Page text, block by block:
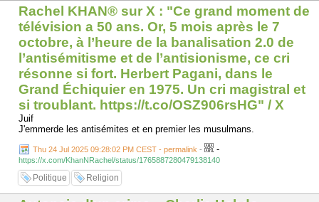
arabes unis qui obtiennent encore des bourses. Certains émiratis plus
riches ont continué à envoyer leurs enfants étudier au Royaume-Uni,
en payant directement les frais.
Mais les Émirats arabes unis ont également déclaré qu’ils ne
reconnaîtraient pas les qualifications des institutions universitaires qui
ne figurent pas sur la liste accréditée, ce qui signifie que les diplômes
des universités britanniques ont moins de valeur pour les émiratis.
Un responsable des Émirats arabes unis a refusé de commenter
l'apparente exclusion, affirmant que la relation bilatérale restait forte.
La rangée est venue malgré le fait que les Émirats arabes unis soient
un endroit de plus en plus populaire pour les universités britanniques
pour ouvrir des campus, avec des sites de Dubaï pour des institutions
de premier plan, y compris l'Université de Manchester et l'Université
Heriot-Watt à Edimbourg.
Rachel KHAN®️ sur X : "Ce grand moment de
télévision a 50 ans. Or, 5 mois après le 7
octobre, à l’heure de la banalisation 2.0 de
l’antisémitisme et de l’antisionisme, ce cri
résonne si fort. Herbert Pagani, dans le
Grand Échiquier en 1975. Un cri magistral et
si troublant. https://t.co/OSZ906rsHG" / X
Juif
J'emmerde les antisémites et en premier les musulmans.
Thu 24 Jul 2025 09:28:02 PM CEST - permalink - -
https://x.com/KhanNRachel/status/1765887280479138140
Politique Religion